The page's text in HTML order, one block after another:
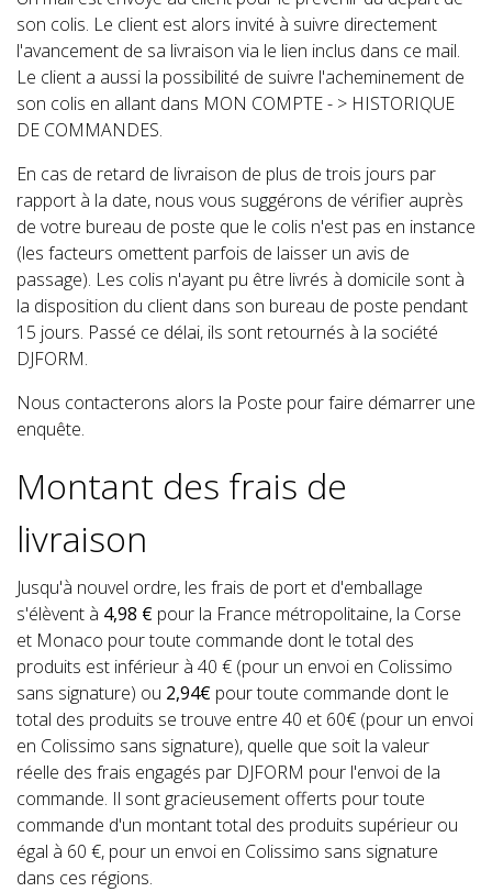
son colis. Le client est alors invité à suivre directement
l'avancement de sa livraison via le lien inclus dans ce mail.
Le client a aussi la possibilité de suivre l'acheminement de
son colis en allant dans MON COMPTE - > HISTORIQUE
DE COMMANDES.
En cas de retard de livraison de plus de trois jours par
rapport à la date, nous vous suggérons de vérifier auprès
de votre bureau de poste que le colis n'est pas en instance
(les facteurs omettent parfois de laisser un avis de
passage). Les colis n'ayant pu être livrés à domicile sont à
la disposition du client dans son bureau de poste pendant
15 jours. Passé ce délai, ils sont retournés à la société
DJFORM.
Nous contacterons alors la Poste pour faire démarrer une
enquête.
Montant des frais de
livraison
Jusqu'à nouvel ordre, les frais de port et d'emballage
s'élèvent à 4,98 € pour la France métropolitaine, la Corse
et Monaco pour toute commande dont le total des
produits est inférieur à 40 € (pour un envoi en Colissimo
sans signature) ou 2,94€ pour toute commande dont le
total des produits se trouve entre 40 et 60€ (pour un envoi
en Colissimo sans signature), quelle que soit la valeur
réelle des frais engagés par DJFORM pour l'envoi de la
commande. Il sont gracieusement offerts pour toute
commande d'un montant total des produits supérieur ou
égal à 60 €, pour un envoi en Colissimo sans signature
dans ces régions.